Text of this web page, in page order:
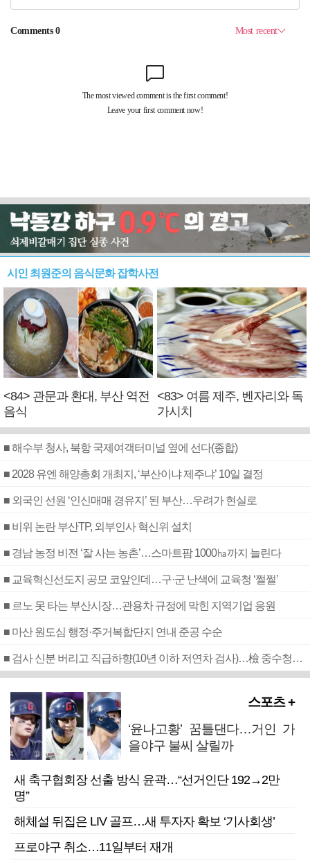
시인 최원준의 음식문화 잡학사전
<84> 관문과 환대, 부산 역전
음식
<83> 여름 제주, 벤자리와 독
가시치
■ 해수부 청사, 북항 국제여객터미널 옆에 선다(종합)
■ 2028 유엔 해양총회 개최지, ‘부산이냐 제주냐’ 10일 결정
■ 외국인 선원 ‘인신매매 경유지’ 된 부산…우려가 현실로
■ 비위 논란 부산TP, 외부인사 혁신위 설치
■ 경남 농정 비전 ‘잘 사는 농촌’…스마트팜 1000㏊까지 늘린다
■ 교육혁신선도지 공모 코앞인데…구·군 난색에 교육청 ‘쩔쩔’
■ 르노 못 타는 부산시장…관용차 규정에 막힌 지역기업 응원
■ 마산 원도심 행정·주거복합단지 연내 준공 수순
■ 검사 신분 버리고 직급하향(10년 이하 저연차 검사)…檢 중수청행 기피
스포츠 +
‘윤나고황’ 꿈틀댄다…거인 가
을야구 불씨 살릴까
새 축구협회장 선출 방식 윤곽…“선거인단 192→2만
명”
해체설 뒤집은 LIV 골프…새 투자자 확보 ‘기사회생’
프로야구 취소…11일부터 재개